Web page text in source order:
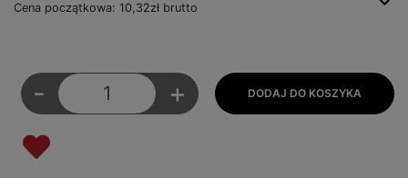
Cena początkowa: 10,32zł brutto
- +